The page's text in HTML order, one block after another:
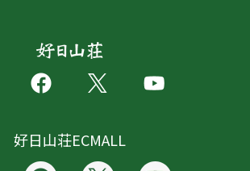
好日山荘ECMALL